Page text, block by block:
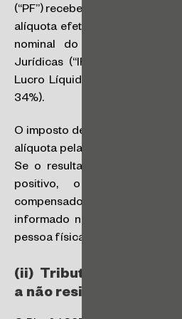
(“PF”) recebedora: a soma da
alíquota efetiva da PF não
nominal do Imposto sobre a
Jurídicas (“IRPJ”) e da
Lucro Líquido (“CSLL”)
34%).
O imposto devido será
alíquota pela base de cálculo,
Se o resultado for negativo,
positivo, o imposto retido
compensado. O saldo final (a
informado na Declaração de
pessoa física.
(ii) Tributação sobre
a não residente no Brasil